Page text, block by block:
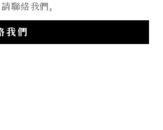
聯絡我們。
我們